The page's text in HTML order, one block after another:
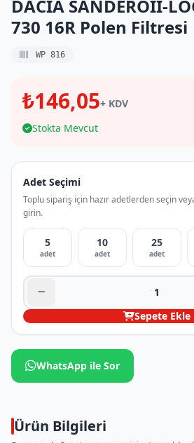
DACIA SANDEROII-
730 16R Polen Filtresi
WP 816
₺146,05+ KDV
Stokta Mevcut
Adet Seçimi
Toplu sipariş için hazır adetlerden seçin
girin.
5
adet
10
adet
25
adet
Sepete Ekle
WhatsApp ile Sor
Ürün Bilgileri